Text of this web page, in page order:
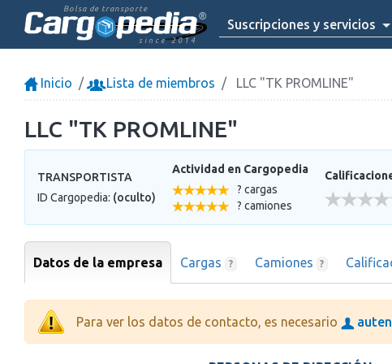
Bolsa de transporte
since 2014
Suscripciones y servicios
Inicio Lista de miembros LLC "TK PROMLINE"
LLC "TK PROMLINE"
TRANSPORTISTA
ID Cargopedia: (oculto)
Actividad en Cargopedia
? cargas
? camiones
Datos de la empresa Cargas ? Camiones ?
Para ver los datos de contacto, es necesario